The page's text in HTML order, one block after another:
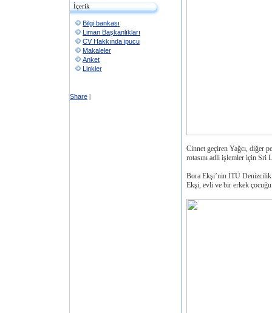
İçerik
Bilgi bankası
Liman Başkanlıkları
CV Hakkında ipucu
Makaleler
Anket
Linkler
Share |
Cinnet geçiren Yağcı, diğer
rotasını adli işlemler için Sri
Bora Ekşi’nin İTÜ
Ekşi, evli ve bir erkek çocuğu